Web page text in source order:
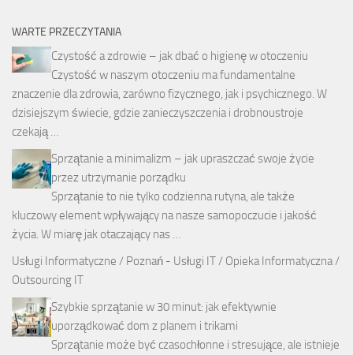
WARTE PRZECZYTANIA
Czystość a zdrowie – jak dbać o higienę w otoczeniu
Czystość w naszym otoczeniu ma fundamentalne
znaczenie dla zdrowia, zarówno fizycznego, jak i psychicznego. W
dzisiejszym świecie, gdzie zanieczyszczenia i drobnoustroje
czekają …
Sprzątanie a minimalizm – jak upraszczać swoje życie
przez utrzymanie porządku
Sprzątanie to nie tylko codzienna rutyna, ale także
kluczowy element wpływający na nasze samopoczucie i jakość
życia. W miarę jak otaczający nas …
Usługi Informatyczne / Poznań - Usługi IT / Opieka Informatyczna /
Outsourcing IT
Szybkie sprzątanie w 30 minut: jak efektywnie
uporządkować dom z planem i trikami
Sprzątanie może być czasochłonne i stresujące, ale istnieje